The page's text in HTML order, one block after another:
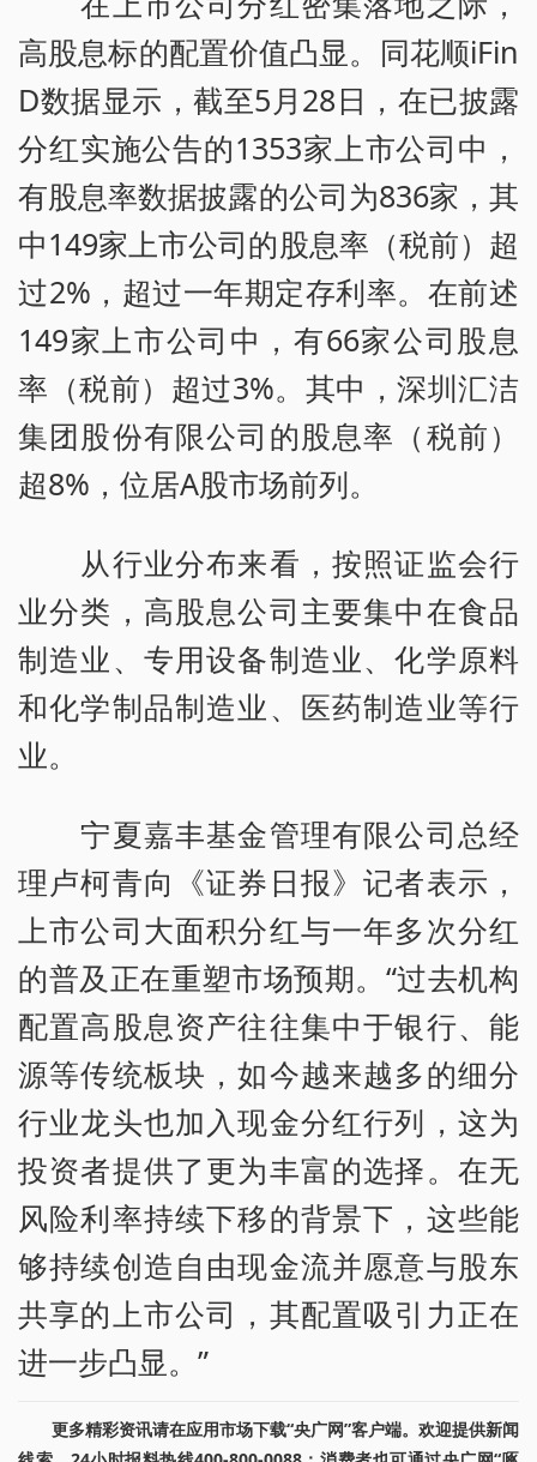
高股息标的配置价值凸显。同花顺iFin
D数据显示，截至5月28日，在已披露
分红实施公告的1353家上市公司中，
有股息率数据披露的公司为836家，其
中149家上市公司的股息率（税前）超
过2%，超过一年期定存利率。在前述
149家上市公司中，有66家公司股息
率（税前）超过3%。其中，深圳汇洁
集团股份有限公司的股息率（税前）
超8%，位居A股市场前列。
从行业分布来看，按照证监会行
业分类，高股息公司主要集中在食品
制造业、专用设备制造业、化学原料
和化学制品制造业、医药制造业等行
业。
宁夏嘉丰基金管理有限公司总经
理卢柯青向《证券日报》记者表示，
上市公司大面积分红与一年多次分红
的普及正在重塑市场预期。“过去机构
配置高股息资产往往集中于银行、能
源等传统板块，如今越来越多的细分
行业龙头也加入现金分红行列，这为
投资者提供了更为丰富的选择。在无
风险利率持续下移的背景下，这些能
够持续创造自由现金流并愿意与股东
共享的上市公司，其配置吸引力正在
进一步凸显。”
更多精彩资讯请在应用市场下载“央广网”客户端。欢迎提供新闻